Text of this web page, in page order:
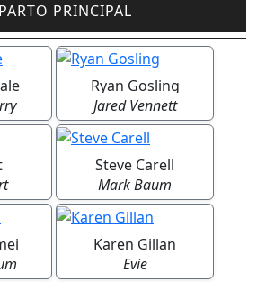
PRINCIPAL
Ryan Gosling
Jared Vennett
Steve Carell
Mark Baum
Karen Gillan
Evie